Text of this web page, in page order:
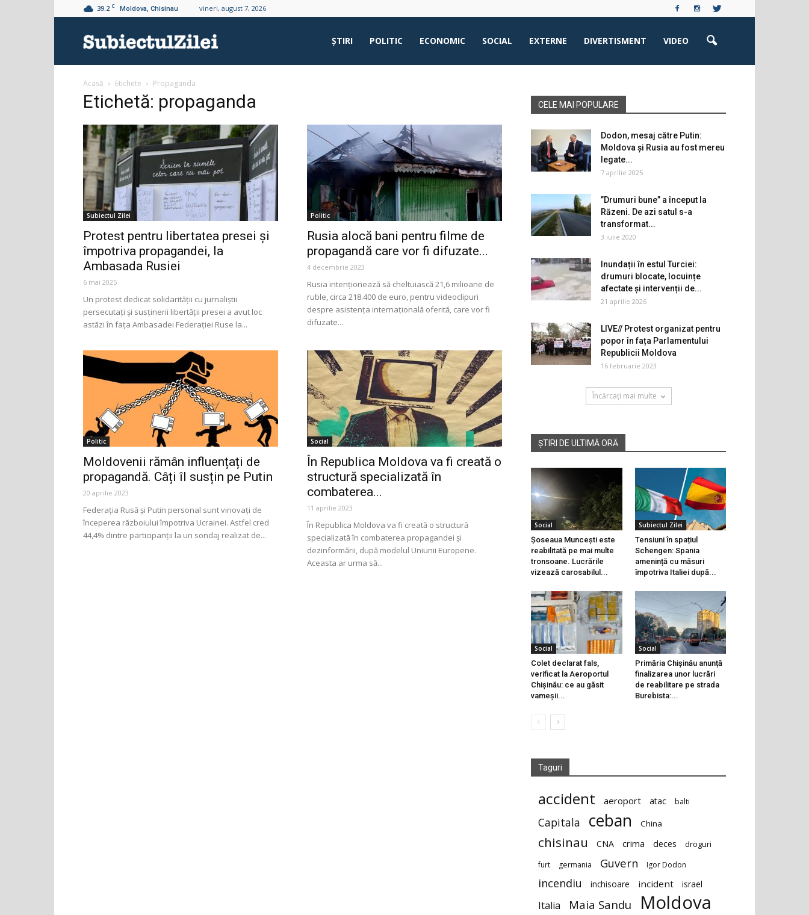
39.2 C Moldova, Chisinau vineri, august 7, 2026
ŞTIRI POLITIC ECONOMIC SOCIAL EXTERNE DIVERTISMENT VIDEO
Acasă Etichete Propaganda
Etichetă: propaganda
Subiectul Zilei
Protest pentru libertatea presei și
împotriva propagandei, la
Ambasada Rusiei
6 mai 2025
Un protest dedicat solidarității cu jurnaliștii
persecutați și susținerii libertății presei a avut loc
astăzi în fața Ambasadei Federației Ruse la...
Politic
Rusia alocă bani pentru filme de
propagandă care vor fi difuzate...
4 decembrie 2023
Rusia intenționează să cheltuiască 21,6 milioane de
ruble, circa 218.400 de euro, pentru videoclipuri
despre asistența internațională oferită, care vor fi
difuzate...
Politic
Moldovenii rămân influențați de
propagandă. Câți îl susțin pe Putin
20 aprilie 2023
Federația Rusă și Putin personal sunt vinovați de
începerea războiului împotriva Ucrainei. Astfel cred
44,4% dintre participanții la un sondaj realizat de...
Social
În Republica Moldova va fi creată o
structură specializată în
combaterea...
11 aprilie 2023
În Republica Moldova va fi creată o structură
specializată în combaterea propagandei și
dezinformării, după modelul Uniunii Europene.
Aceasta ar urma să...
CELE MAI POPULARE
Dodon, mesaj către Putin:
Moldova și Rusia au fost mereu
legate...
7 aprilie 2025
”Drumuri bune” a început la
Răzeni. De azi satul s-a
transformat...
3 iulie 2020
Inundații în estul Turciei:
drumuri blocate, locuințe
afectate și intervenții de...
21 aprilie 2026
LIVE// Protest organizat pentru
popor în fața Parlamentului
Republicii Moldova
16 februarie 2023
Încărcați mai multe
ȘTIRI DE ULTIMĂ ORĂ
Social
Șoseaua Muncești este
reabilitată pe mai multe
tronsoane. Lucrările
vizează carosabilul...
Subiectul Zilei
Tensiuni în spațiul
Schengen: Spania
amenință cu măsuri
împotriva Italiei după...
Social
Colet declarat fals,
verificat la Aeroportul
Chișinău: ce au găsit
vameșii...
Social
Primăria Chișinău anunță
finalizarea unor lucrări
de reabilitare pe strada
Burebista:...
Taguri
accident aeroport atac balti
Capitala ceban China
chisinau CNA crima deces droguri
furt germania Guvern Igor Dodon
incendiu inchisoare incident israel
Italia Maia Sandu Moldova